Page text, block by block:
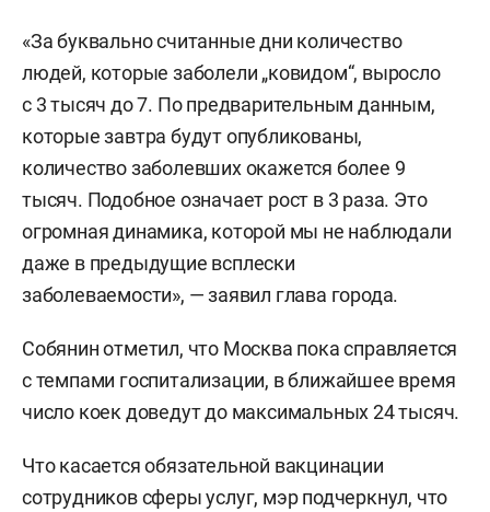
«За буквально считанные дни количество
людей, которые заболели „ковидом“, выросло
с 3 тысяч до 7. По предварительным данным,
которые завтра будут опубликованы,
количество заболевших окажется более 9
тысяч. Подобное означает рост в 3 раза. Это
огромная динамика, которой мы не наблюдали
даже в предыдущие всплески
заболеваемости», — заявил глава города.
Собянин отметил, что Москва пока справляется
с темпами госпитализации, в ближайшее время
число коек доведут до максимальных 24 тысяч.
Что касается обязательной вакцинации
сотрудников сферы услуг, мэр подчеркнул, что